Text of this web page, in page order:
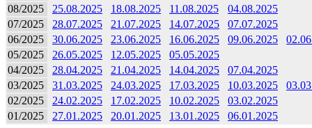
08/2025
25.08.2025 18.08.2025 11.08.2025
04.08.2025
07/2025
28.07.2025 21.07.2025 14.07.2025
07.07.2025
06/2025
30.06.2025 23.06.2025 16.06.2025 09.06.2025
05/2025
26.05.2025 12.05.2025
05.05.2025
04/2025
28.04.2025 21.04.2025 14.04.2025
07.04.2025
03/2025
31.03.2025 24.03.2025 17.03.2025 10.03.2025
02/2025
24.02.2025 17.02.2025 10.02.2025
03.02.2025
01/2025
27.01.2025 20.01.2025 13.01.2025 06.01.2025